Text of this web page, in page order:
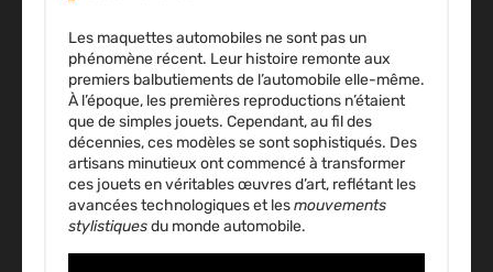
Les maquettes automobiles ne sont pas un
phénomène récent. Leur histoire remonte aux
premiers balbutiements de l’automobile elle-même.
À l’époque, les premières reproductions n’étaient
que de simples jouets. Cependant, au fil des
décennies, ces modèles se sont sophistiqués. Des
artisans minutieux ont commencé à transformer
ces jouets en véritables œuvres d’art, reflétant les
avancées technologiques et lesmouvements
stylistiquesdu monde automobile.